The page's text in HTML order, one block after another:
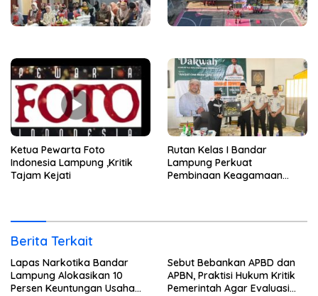
Ketua Pewarta Foto
Indonesia Lampung ,Kritik
Tajam Kejati
Rutan Kelas I Bandar
Lampung Perkuat
Pembinaan Keagamaan
Berita Terkait
Lapas Narkotika Bandar
Lampung Alokasikan 10
Persen Keuntungan Usaha
Sebut Bebankan APBD dan
APBN, Praktisi Hukum Kritik
Pemerintah Agar Evaluasi